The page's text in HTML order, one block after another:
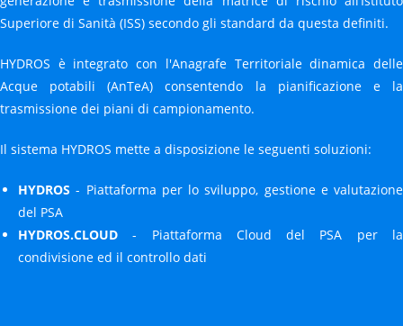
Superiore di Sanità (ISS) secondo gli standard da questa definiti.
HYDROS è integrato con l'Anagrafe Territoriale dinamica delle
Acque potabili (AnTeA) consentendo la pianificazione e la
trasmissione dei piani di campionamento.
Il sistema HYDROS mette a disposizione le seguenti soluzioni:
HYDROS - Piattaforma per lo sviluppo, gestione e valutazione
del PSA
HYDROS.CLOUD - Piattaforma Cloud del PSA per la
condivisione ed il controllo dati